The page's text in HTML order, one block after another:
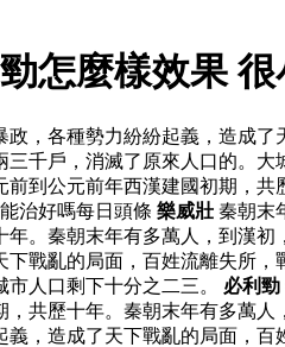
怎麼樣效果
，各種勢力紛紛起義，造成
千戶，消滅了原來人口的。
到公元前年西漢建國初期，
治好嗎每日頭條 樂威壯 秦朝末
。秦朝末年有多萬人，到漢
戰亂的局面，百姓流離失所
人口剩下十分之二三。 必利勁
共歷十年。秦朝末年有多萬
，造成了天下戰亂的局面，